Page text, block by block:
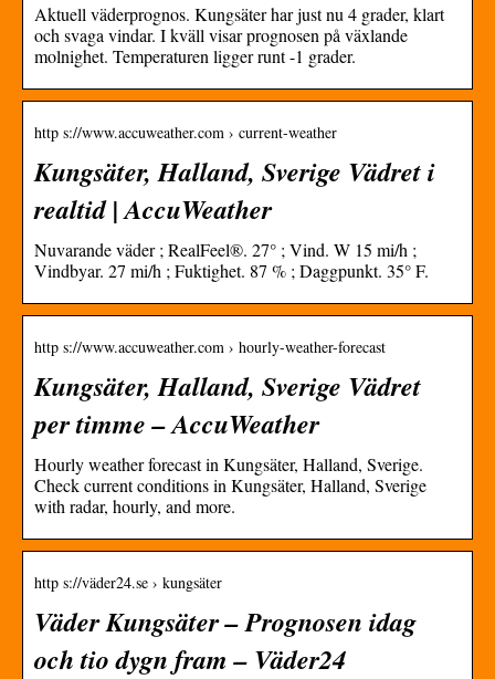
Aktuell väderprognos. Kungsäter har just nu 4 grader, klart
och svaga vindar. I kväll visar prognosen på växlande
molnighet. Temperaturen ligger runt -1 grader.
http s://www.accuweather.com › current-weather
Kungsäter, Halland, Sverige Vädret i
realtid | AccuWeather
Nuvarande väder ; RealFeel®. 27° ; Vind. W 15 mi/h ;
Vindbyar. 27 mi/h ; Fuktighet. 87 % ; Daggpunkt. 35° F.
http s://www.accuweather.com › hourly-weather-forecast
Kungsäter, Halland, Sverige Vädret
per timme – AccuWeather
Hourly weather forecast in Kungsäter, Halland, Sverige.
Check current conditions in Kungsäter, Halland, Sverige
with radar, hourly, and more.
http s://väder24.se › kungsäter
Väder Kungsäter – Prognosen idag
och tio dygn fram – Väder24